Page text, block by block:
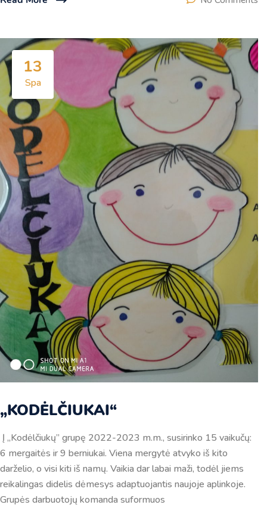
13
Spa
„KODĖLČIUKAI“
Į ,,Kodėlčiukų” grupę 2022-2023 m.m., susirinko 15 vaikučų:
6 mergaitės ir 9 berniukai. Viena mergytė atvyko iš kito
darželio, o visi kiti iš namų. Vaikia dar labai maži, todėl jiems
reikalingas didelis dėmesys adaptuojantis naujoje aplinkoje.
Grupės darbuotojų komanda suformuos